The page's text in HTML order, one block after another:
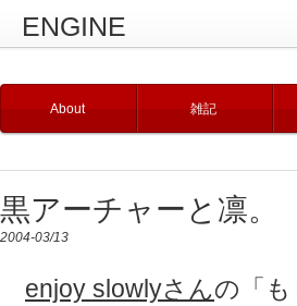
ENGINE
About 雑記
黒アーチャーと凛。
2004-03/13
enjoy slowlyさんの「